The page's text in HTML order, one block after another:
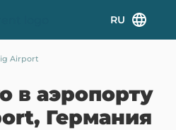
RU
Airport
в аэропорту
Германия